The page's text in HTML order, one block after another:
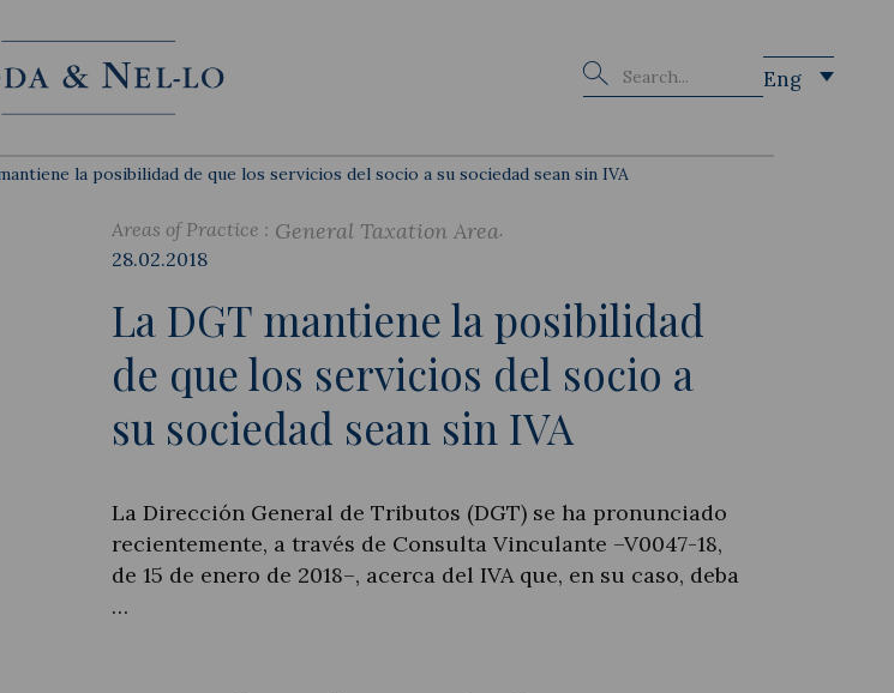
Buscar Eng
la posibilidad de que los servicios del socio a su sociedad sean sin IVA
Areas of Practice : General Taxation Area
28.02.2018
La DGT mantiene la posibilidad
de que los servicios del socio a
su sociedad sean sin IVA
La Dirección General de Tributos (DGT) se ha pronunciado
recientemente, a través de Consulta Vinculante –V0047-18,
de 15 de enero de 2018–, acerca del IVA que, en su caso, deba
…